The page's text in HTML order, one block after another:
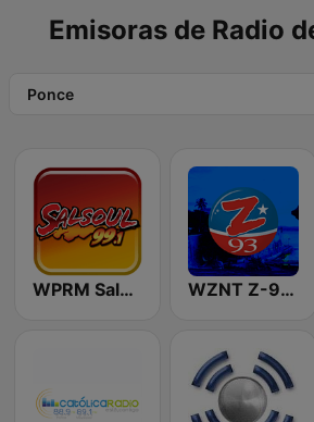
Emisoras de Radio
Ponce
WPRM Salsoul 99.1 FM WZNT Z-93 FM